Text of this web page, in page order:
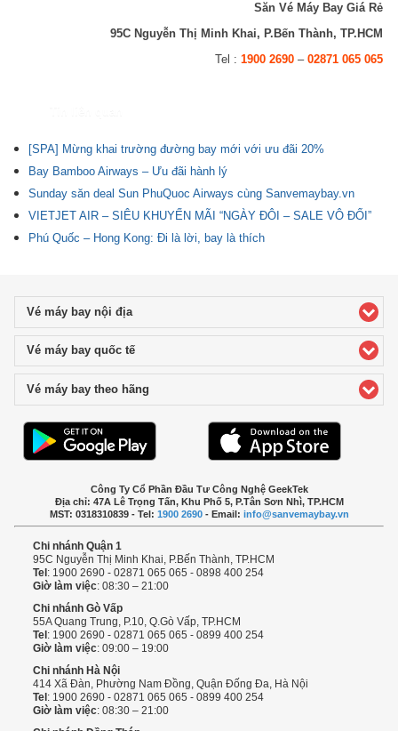
Săn Vé Máy Bay Giá Rẻ
95C Nguyễn Thị Minh Khai, P.Bến Thành, TP.HCM
Tel : 1900 2690– 02871 065 065
[SPA] Mừng khai trường đường bay mới với ưu đãi 20%
Bay Bamboo Airways – Ưu đãi hành lý
Sunday săn deal Sun PhuQuoc Airways cùng Sanvemaybay.vn
VIETJET AIR – SIÊU KHUYẾN MÃI “NGÀY ĐÔI – SALE VÔ ĐỐI”
Phú Quốc – Hong Kong: Đi là lời, bay là thích
Vé máy bay nội địaclick to expand contents
Vé máy bay quốc tếclick to expand contents
Vé máy bay theo hãng
Công Ty Cổ Phần Đầu Tư Công Nghệ GeekTek
Địa chỉ: 47A Lê Trọng Tấn, Khu Phố 5, P.Tân Sơn Nhì, TP.HCM
MST: 0318310839 - Tel: 1900 2690- Email: info@sanvemaybay.vn
Chi nhánh Quận 1
95C Nguyễn Thị Minh Khai, P.Bến Thành, TP.HCM
Tel : 1900 2690 - 02871 065 065 - 0898 400 254
Giờ làm việc: 08:30 – 21:00
Chi nhánh Gò Vấp
55A Quang Trung, P.10, Q.Gò Vấp, TP.HCM
Tel : 1900 2690 - 02871 065 065 - 0899 400 254
Giờ làm việc: 09:00 – 19:00
Chi nhánh Hà Nội
414 Xã Đàn, Phường Nam Đồng, Quận Đống Đa, Hà Nội
Tel : 1900 2690 - 02871 065 065 - 0899 400 254
Giờ làm việc: 08:30 – 21:00